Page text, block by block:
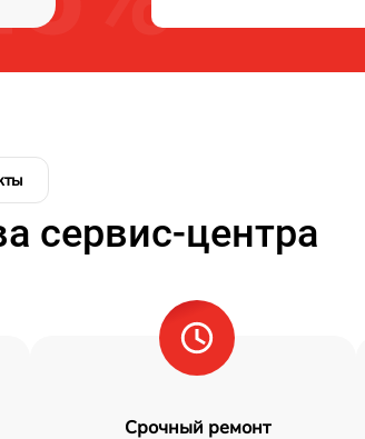
сервис-центра
Срочный ремонт